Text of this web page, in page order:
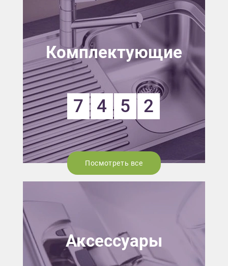
Комплектующие
7 4 5 2
Посмотреть все
Аксессуары